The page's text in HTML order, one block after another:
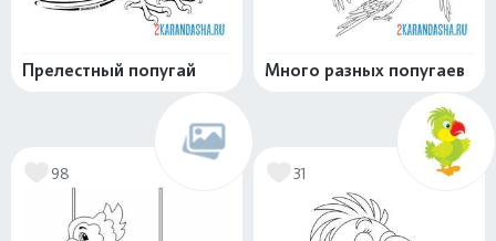
Прелестный попугай Много разных попугаев
98 31